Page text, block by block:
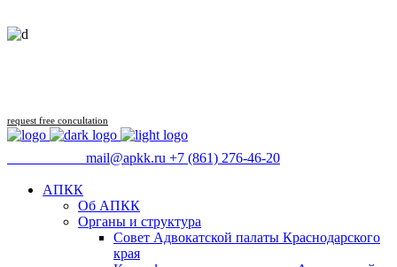
request free concultation
mail@apkk.ru +7 (861) 276-46-20
АПКК
Об АПКК
Органы и структура
Совет Адвокатской палаты Краснодарского
края